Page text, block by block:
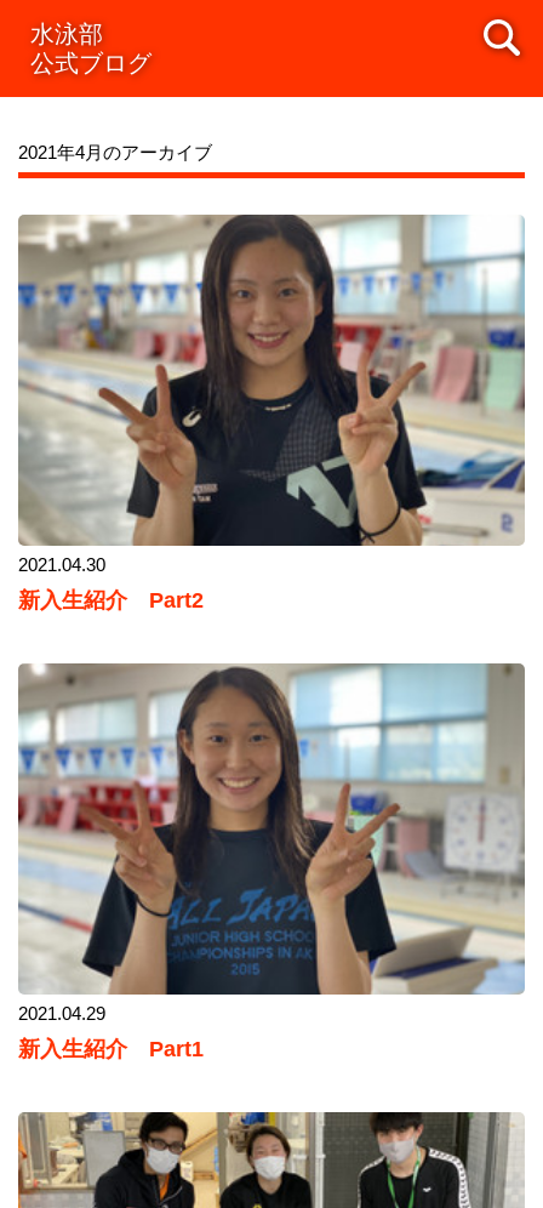
水泳部
公式ブログ
2021年4月のアーカイブ
2021.04.30
新入生紹介 Part2
2021.04.29
新入生紹介 Part1